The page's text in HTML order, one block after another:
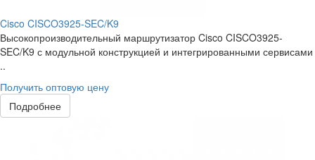
Cisco CISCO3925-SEC/K9
Высокопроизводительный маршрутизатор Cisco CISCO3925-
SEC/K9 с модульной конструкцией и интегрированными сервисами
..
Получить оптовую цену
Подробнее